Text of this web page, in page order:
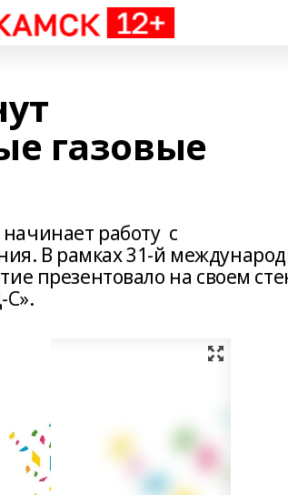
газовые
работу с
В рамках 31-й
презентовало на своем
С».